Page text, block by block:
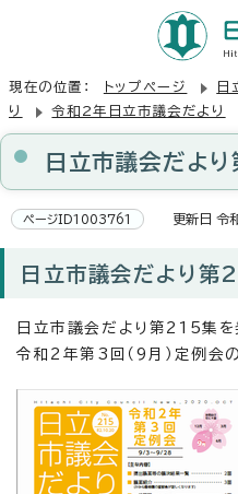
現在の位置： トップページ 日
り
令和2年日立市議会だより
日立市議会だよ
ページID1003761 更新日 令
日立市議会だより第
日立市議会だより第215集を
令和2年第3回（9月）定例会